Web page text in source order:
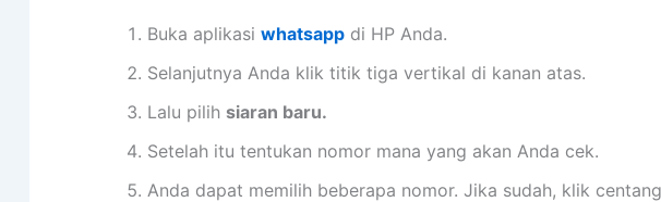
Buka aplikasi whatsapp di HP Anda.
Selanjutnya Anda klik titik tiga vertikal di kanan atas.
Lalu pilih siaran baru.
Setelah itu tentukan nomor mana yang akan Anda cek.
Anda dapat memilih beberapa nomor. Jika sudah, klik